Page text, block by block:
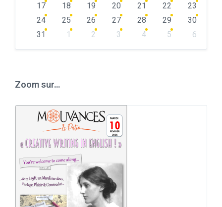
17
18 19 20 21 22
23
24
25 26 27 28 29
30
31
1 2 3 4 5
6
Zoom sur…